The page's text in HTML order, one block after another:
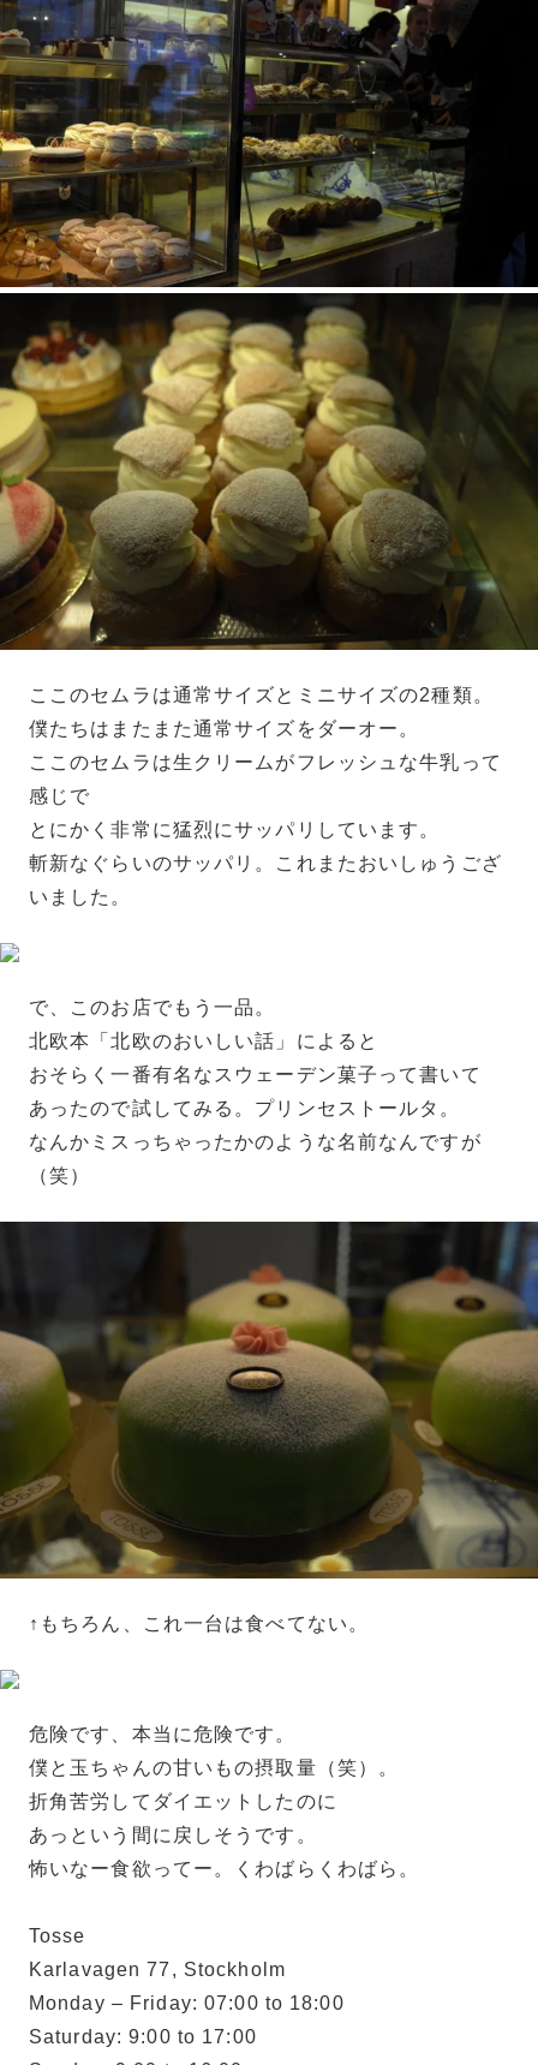
ここのセムラは通常サイズとミニサイズの2種類。
僕たちはまたまた通常サイズをダーオー。
ここのセムラは生クリームがフレッシュな牛乳って
感じで
とにかく非常に猛烈にサッパリしています。
斬新なぐらいのサッパリ。これまたおいしゅうござ
いました。
で、このお店でもう一品。
北欧本「北欧のおいしい話」によると
おそらく一番有名なスウェーデン菓子って書いて
あったので試してみる。プリンセストールタ。
なんかミスっちゃったかのような名前なんですが
（笑）
↑もちろん、これ一台は食べてない。
危険です、本当に危険です。
僕と玉ちゃんの甘いもの摂取量（笑）。
折角苦労してダイエットしたのに
あっという間に戻しそうです。
怖いなー食欲ってー。くわばらくわばら。
Tosse
Karlavagen 77, Stockholm
Monday – Friday: 07:00 to 18:00
Saturday: 9:00 to 17:00